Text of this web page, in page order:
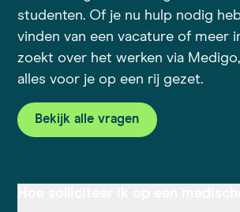
studenten. Of je nu hulp nodig
vinden van een vacature of meer
zoekt over het werken via
alles voor je op een rij gezet.
Bekijk alle vragen